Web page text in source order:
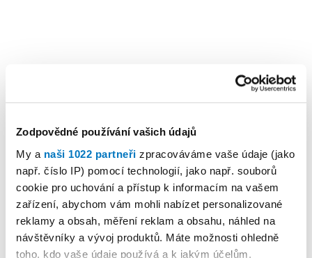
Zodpovědné používání vašich údajů
My a naši 1022 partneři zpracováváme vaše údaje (jako
např. číslo IP) pomocí technologií, jako např. souborů
cookie pro uchování a přístup k informacím na vašem
zařízení, abychom vám mohli nabízet personalizované
reklamy a obsah, měření reklam a obsahu, náhled na
návštěvníky a vývoj produktů. Máte možnosti ohledně
toho, kdo vaše údaje používá a k jakým účelům.